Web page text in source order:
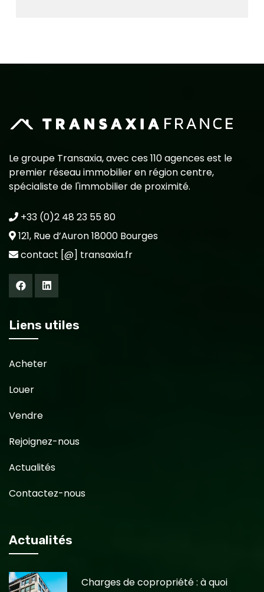
Le groupe Transaxia, avec ces 110 agences est le
premier réseau immobilier en région centre,
spécialiste de l'immobilier de proximité.
+33 (0)2 48 23 55 80
121, Rue d’Auron 18000 Bourges
contact [@] transaxia.fr
Liens utiles
Acheter
Louer
Vendre
Rejoignez-nous
Actualités
Contactez-nous
Actualités
Charges de copropriété : à quoi